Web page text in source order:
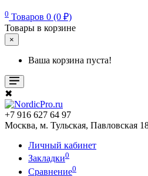
0 Товаров 0 (0 ₽)
Товары в корзине
×
Ваша корзина пуста!
✖
+7 916 627 64 97
Москва, м. Тульская, Павловская
Личный кабинет
Закладки0
Сравнение0